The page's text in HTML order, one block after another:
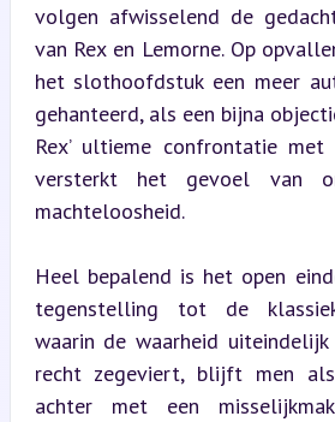
volgen afwisselend de
van Rex en Lemorne. Op
het slothoofdstuk een meer
gehanteerd, als een bijna
Rex’ ultieme confrontatie
versterkt het gevoel van
machteloosheid.
Heel bepalend is het open
tegenstelling tot de
waarin de waarheid
recht zegeviert, blijft men
achter met een